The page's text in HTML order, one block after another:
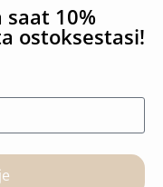
Select options
10%
ostoksestasi!